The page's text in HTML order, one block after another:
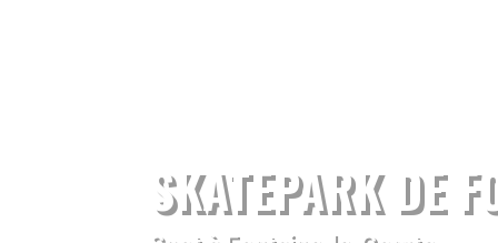
SKATEPARK DE